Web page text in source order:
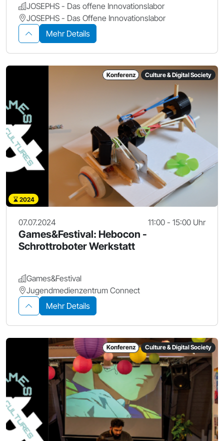
JOSEPHS - Das offene Innovationslabor
JOSEPHS - Das Offene Innovationslabor
Mehr Details
Konferenz Culture & Digital Society
2024
07.07.2024 11:00 - 15:00 Uhr
Games&Festival: Hebocon -
Schrottroboter Werkstatt
Games&Festival
Jugendmedienzentrum Connect
Mehr Details
Konferenz Culture & Digital Society